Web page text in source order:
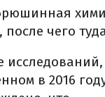
где можно
где и как
как
после чего
исследований,
в 2016